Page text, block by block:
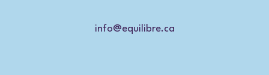
info@equilibre.ca